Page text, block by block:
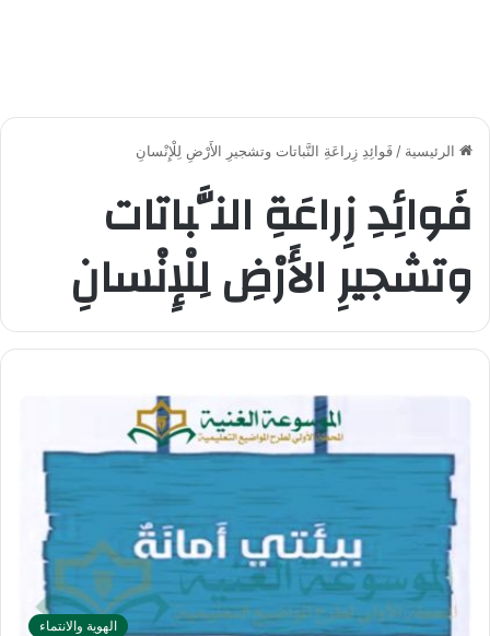
الرئيسية / فَوائِدِ زِراعَةِ النَّباتات وتشجيرِ الأَرْضِ لِلْإِنْسانِ
فَوائِدِ زِراعَةِ النَّباتات
وتشجيرِ الأَرْضِ لِلْإِنْسانِ
الهوية والانتماء